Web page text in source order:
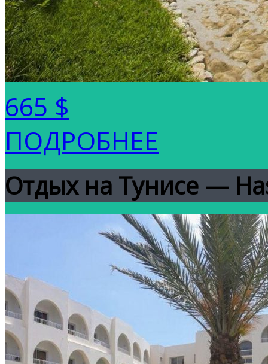
665 $
ПОДРОБНЕЕ
Отдых на Тунисе —